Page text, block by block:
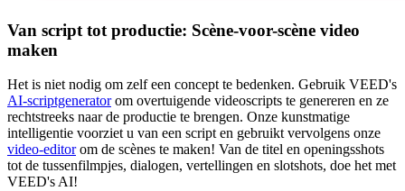
Van script tot productie: Scène-voor-scène video
maken
Het is niet nodig om zelf een concept te bedenken. Gebruik VEED's
AI-scriptgeneratorom overtuigende videoscripts te genereren en ze
rechtstreeks naar de productie te brengen. Onze kunstmatige
intelligentie voorziet u van een script en gebruikt vervolgens onze
video-editorom de scènes te maken! Van de titel en openingsshots
tot de tussenfilmpjes, dialogen, vertellingen en slotshots, doe het met
VEED's AI!